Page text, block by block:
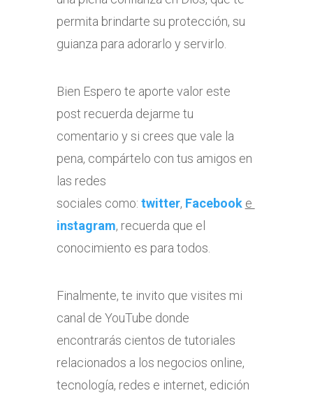
permita brindarte su protección, su
guianza para adorarlo y servirlo.
Bien Espero te aporte valor este
post recuerda dejarme tu
comentario y si crees que vale la
pena, compártelo con tus amigos en
las redes
sociales como: twitter, Facebook e
instagram, recuerda que el
conocimiento es para todos.
Finalmente, te invito que visites mi
canal de YouTube donde
encontrarás cientos de tutoriales
relacionados a los negocios online,
tecnología, redes e internet, edición